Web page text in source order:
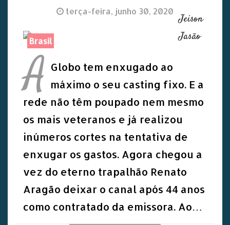
terça-feira, junho 30, 2020
Brasil
Jeison
Jasão
A Globo tem enxugado ao
máximo o seu casting fixo. E a
rede não têm poupado nem mesmo
os mais veteranos e já realizou
inúmeros cortes na tentativa de
enxugar os gastos. Agora chegou a
vez do eterno trapalhão Renato
Aragão deixar o canal após 44 anos
como contratado da emissora. Ao…